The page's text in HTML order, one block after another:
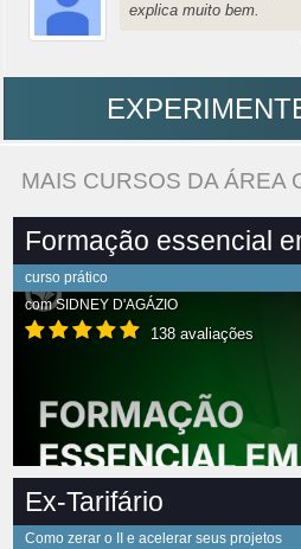
explica muito bem.
MAIS CURSOS DA ÁREA
Formação essencial
curso prático
comSIDNEY D'AGÁZIO
138 avaliações
Ex-Tarifário
Como zerar o II e acelerar seus projetos